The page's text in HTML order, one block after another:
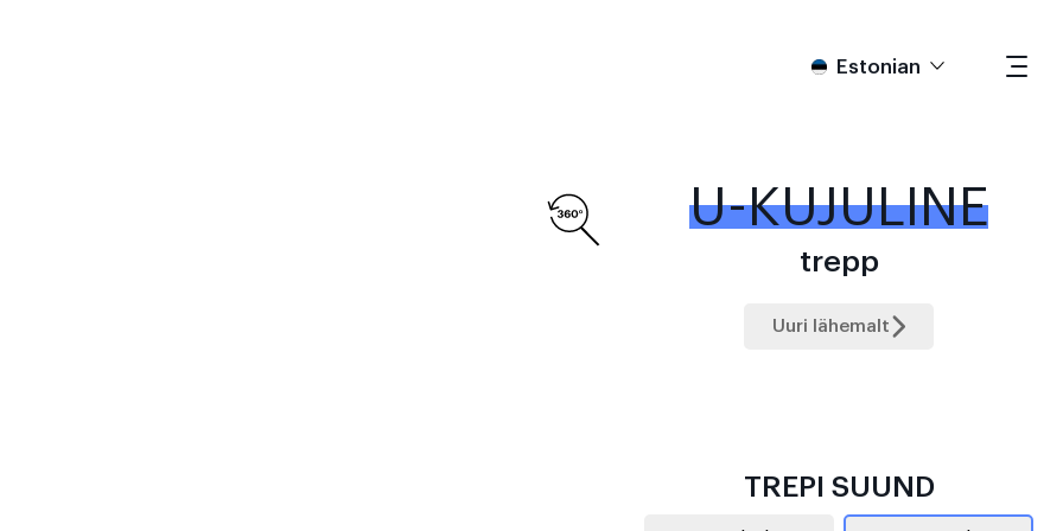
Estonian
U-KUJULINE
trepp
Uuri lähemalt
TREPI SUUND